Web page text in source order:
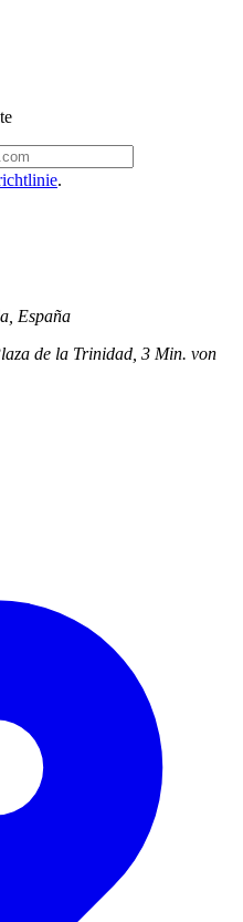
.
España
de la Trinidad, 3 Min. von